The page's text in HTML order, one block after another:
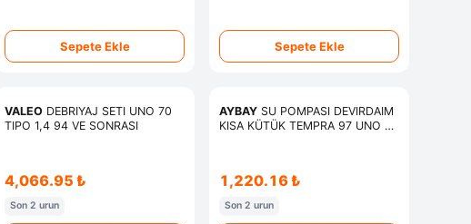
Sepete Ekle Sepete Ekle
VALEO DEBRIYAJ SETI UNO 70
TIPO 1,4 94 VE SONRASI
4,066.95 ₺
Son 2 urun
AYBAY SU POMPASI DEVIRDAIM
KISA KÜTÜK TEMPRA 97 UNO 70
1,220.16 ₺
Son 2 urun